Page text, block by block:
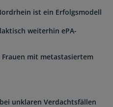
ist ein Erfolgsmodell
weiterhin ePA-
mit metastasiertem
unklaren Verdachtsfällen